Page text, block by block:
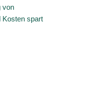
von
Kosten spart